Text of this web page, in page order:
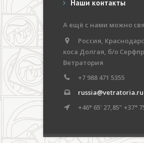
Наши контакты
А ещё с нами можно
Россия,
коса Долгая, б/о
Ветратория
+7 988 471 5355
russia@vetratoria.ru
+46° 65' 27,85" +37°